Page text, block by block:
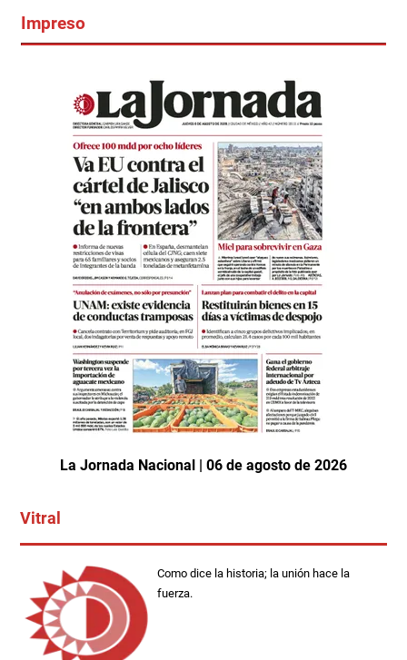
Impreso
La Jornada Nacional | 06 de agosto de 2026
Vitral
Como dice la historia; la unión hace la
fuerza.